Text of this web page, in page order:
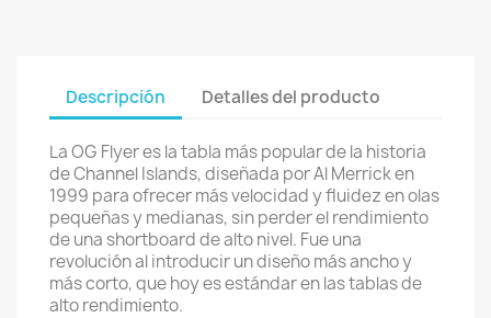
Descripción Detalles del producto
La OG Flyer es la tabla más popular de la historia
de Channel Islands, diseñada por Al Merrick en
1999 para ofrecer más velocidad y fluidez en olas
pequeñas y medianas, sin perder el rendimiento
de una shortboard de alto nivel. Fue una
revolución al introducir un diseño más ancho y
más corto, que hoy es estándar en las tablas de
alto rendimiento.